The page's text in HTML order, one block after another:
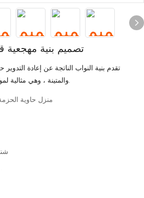
تصميم بنية مهجعية
تقدم بنية النواب الناتجة عن إعادة التدوير
والمتينة ، وهي مثالية لمواقع البناء والإقامة المؤقتة.
منزل حاوية